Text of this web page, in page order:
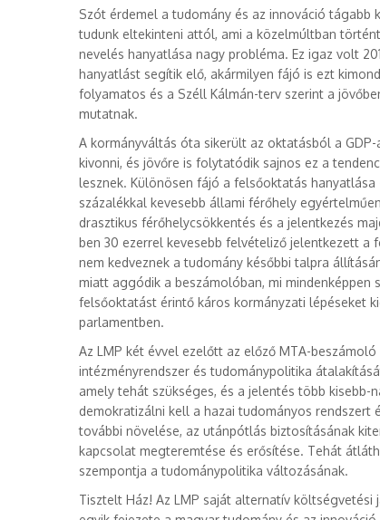
Szót érdemel a tudomány és az innováció tágabb
tudunk eltekinteni attól, ami a közelmúltban
nevelés hanyatlása nagy probléma. Ez igaz volt
hanyatlást segítik elő, akármilyen fájó is ezt
folyamatos és a Széll Kálmán-terv szerint a
mutatnak.
A kormányváltás óta sikerült az oktatásból a
kivonni, és jövőre is folytatódik sajnos ez a
lesznek. Különösen fájó a felsőoktatás
százalékkal kevesebb állami férőhely
drasztikus férőhelycsökkentés és a jelentkezés
ben 30 ezerrel kevesebb felvételiző jelentkezett a
nem kedveznek a tudomány későbbi talpra
miatt aggódik a beszámolóban, mi
felsőoktatást érintő káros kormányzati lépéseket
parlamentben.
Az LMP két évvel ezelőtt az előző MTA-
intézményrendszer és tudománypolitika
amely tehát szükséges, és a jelentés több
demokratizálni kell a hazai tudományos
további növelése, az utánpótlás biztosításának
kapcsolat megteremtése és erősítése. Tehát
szempontja a tudománypolitika változásának.
Tisztelt Ház! Az LMP saját alternatív